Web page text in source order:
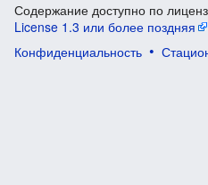
Содержание доступно по
License 1.3 или более поздняя
Конфиденциальность